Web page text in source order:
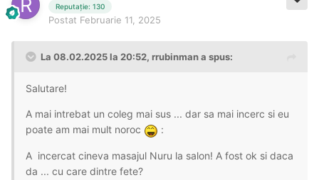
Reputație: 130
Postat Februarie 11, 2025
La 08.02.2025 la 20:52, rrubinmana spus:
Salutare!
A mai intrebat un coleg mai sus ... dar sa mai incerc si eu
poate am mai mult noroc
:
A incercat cineva masajul Nuru la salon! A fost ok si daca
da ... cu care dintre fete?